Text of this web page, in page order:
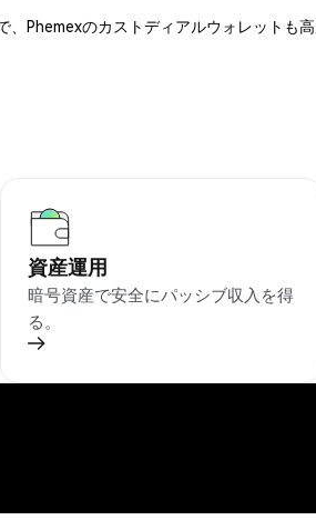
Phemexのカストディアルウォレットも
資産運用
暗号資産で安全にパッシブ収入を得
る。